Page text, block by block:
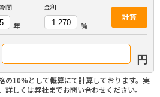
間
年
金利
%
計算
円
の10%として概算にて計算しております。実
しくは弊社までお問い合わせください。